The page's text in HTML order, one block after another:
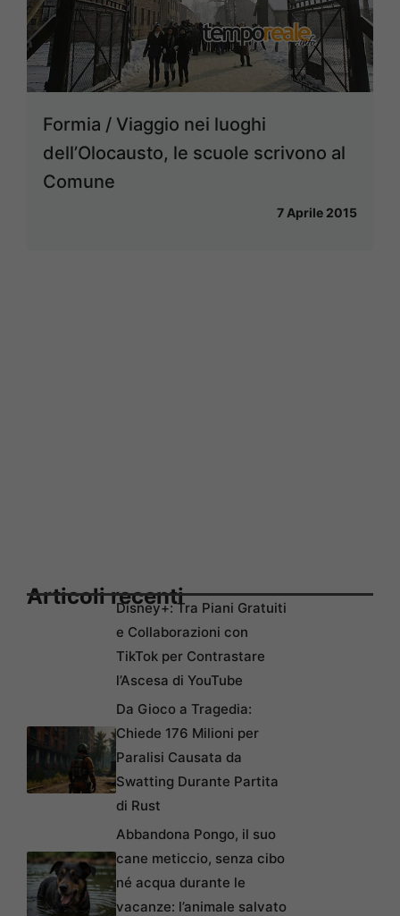
Formia / Viaggio nei luoghi
dell’Olocausto, le scuole scrivono al
Comune
7 Aprile 2015
Articoli recentiDisney+: Tra Piani Gratuiti
e Collaborazioni con
TikTok per Contrastare
l’Ascesa di YouTube
Da Gioco a Tragedia:
Chiede 176 Milioni per
Paralisi Causata da
Swatting Durante Partita
di Rust
Abbandona Pongo, il suo
cane meticcio, senza cibo
né acqua durante le
vacanze: l’animale salvato